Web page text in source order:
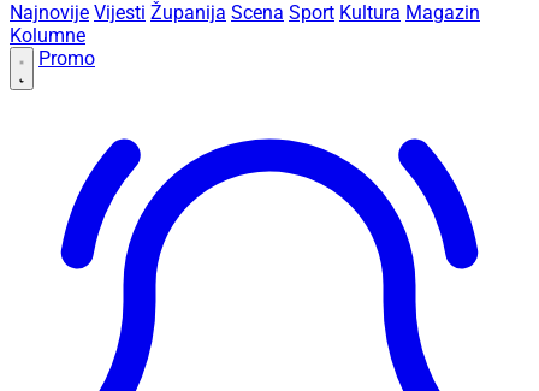
Najnovije Vijesti Županija Scena Sport Kultura Magazin
Kolumne
Promo